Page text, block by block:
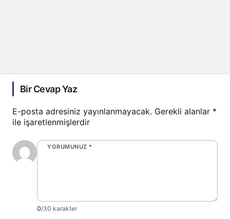
Bir Cevap Yaz
E-posta adresiniz yayınlanmayacak. Gerekli alanlar *
ile işaretlenmişlerdir
YORUMUNUZ *
0/30 karakter